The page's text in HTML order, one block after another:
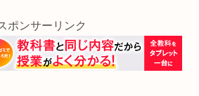
ポンサーリンク